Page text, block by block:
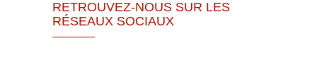
RETROUVEZ-NOUS SUR LES
RÉSEAUX SOCIAUX